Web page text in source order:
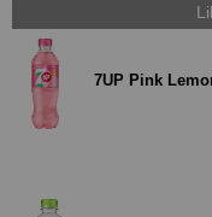
7UP Pink